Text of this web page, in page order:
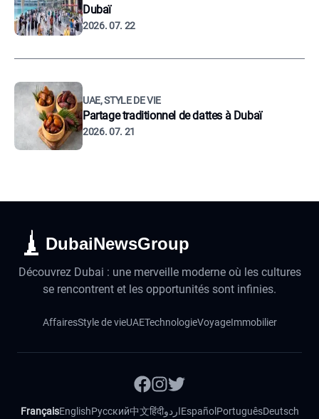
Dubaï
2026. 07. 22
UAE, STYLE DE VIE
Partage traditionnel de dattes à Dubaï
2026. 07. 21
DubaiNewsGroup
Découvrez Dubai : une merveille moderne où les cultures
se rencontrent et les opportunités sont infinies.
AffairesStyle de vieUAETechnologieVoyageImmobilier
FrançaisEnglishРусский中文हिंदीاردوEspañol PortuguêsDeutsch